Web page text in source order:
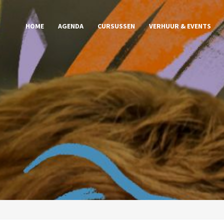
HOME AGENDA CURSUSSEN VERHUUR & EVENTS